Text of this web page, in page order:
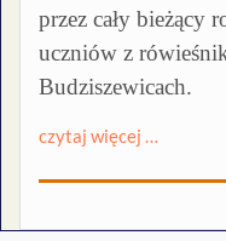
przez cały bieżący
uczniów z
Budziszewicach.
czytaj więcej …